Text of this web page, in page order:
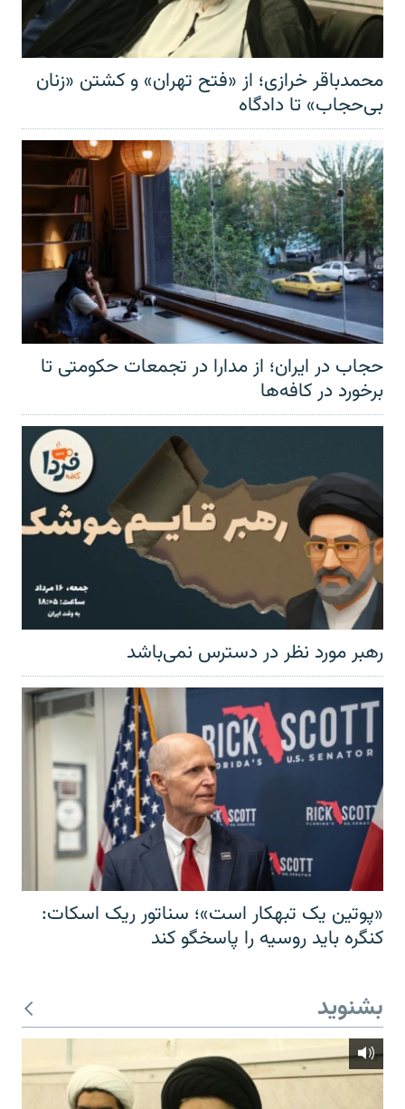
محمدباقر خرازی؛ از «فتح تهران» و کشتن «زنان
بی‌حجاب» تا دادگاه
حجاب در ایران؛ از مدارا در تجمعات حکومتی تا
برخورد در کافه‌ها
رهبر مورد نظر در دسترس نمی‌باشد
«پوتین یک تبهکار است»؛ سناتور ریک اسکات:
کنگره باید روسیه را پاسخگو کند
بشنوید